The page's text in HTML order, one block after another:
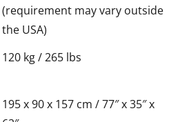
(requirement may vary outside
the USA)
120 kg / 265 lbs
195 x 90 x 157 cm / 77″ x 35″ x